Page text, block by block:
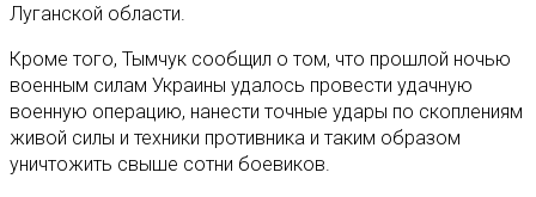
Луганской области.
Кроме того, Тымчук сообщил о том, что прошлой ночью
военным силам Украины удалось провести удачную
военную операцию, нанести точные удары по скоплениям
живой силы и техники противника и таким образом
уничтожить свыше сотни боевиков.